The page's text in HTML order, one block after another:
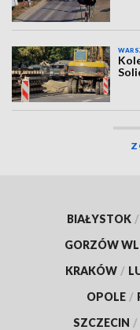
BIAŁYSTOK /
GORZÓW
KRAKÓW /
OPOLE /
SZCZECIN /